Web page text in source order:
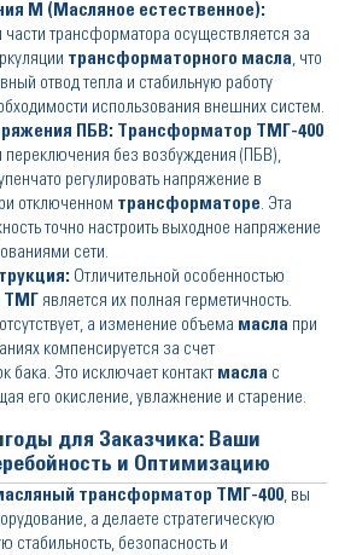
М (Масляное естественное):
трансформатора осуществляется за
трансформаторного масла, что
отвод тепла и стабильную работу
использования внешних систем.
ПБВ: Трансформатор ТМГ-400
переключения без возбуждения (ПБВ),
регулировать напряжение в
отключенном трансформаторе. Эта
точно настроить выходное напряжение
сети.
Отличительной особенностью
ТМГ является их полная герметичность.
а изменение объема масла при
компенсируется за счет
бака. Это исключает контакт масла с
его окисление, увлажнение и старение.
для Заказчика: Ваши
и Оптимизацию
трансформатор ТМГ-400, вы
а делаете стратегическую
стабильность, безопасность и